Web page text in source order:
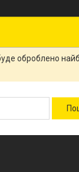
оброблено